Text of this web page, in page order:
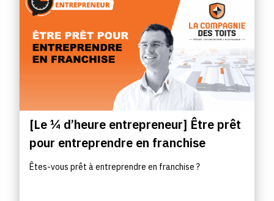
[Le ¼ d’heure entrepreneur] Être prêt
pour entreprendre en franchise
Êtes-vous prêt à entreprendre en franchise ?